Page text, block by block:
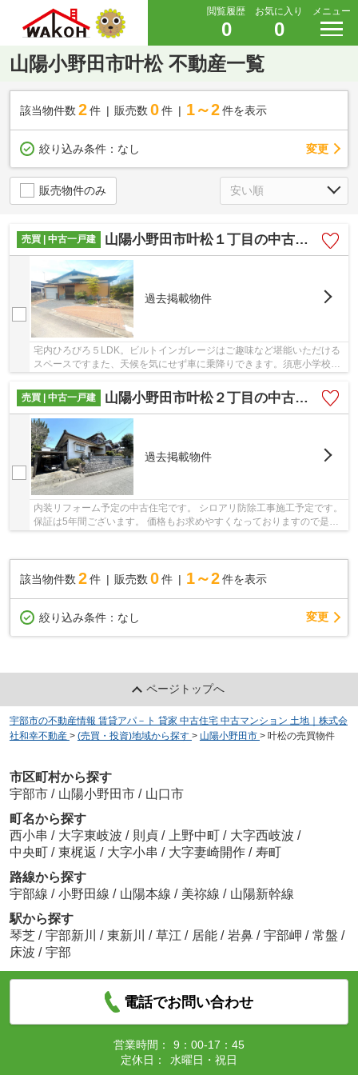
閲覧履歴
0
お気に入り
0
メニュー
山陽小野田市叶松 不動産一覧
該当物件数 2件 販売数 0 件 1～2 件を表示
絞り込み条件： なし 変更
販売物件のみ
売買 | 中古一戸建 山陽小野田市叶松１丁目の中古一戸建
過去掲載物件
宅内ひろびろ５LDK。ビルトインガレージはご趣味など堪能いただける
スペースですまた、天候を気にせず車に乗降りできます。須恵小学校ま
売買 | 中古一戸建
山陽小野田市叶松２丁目の中古一戸建
過去掲載物件
内装リフォーム予定の中古住宅です。 シロアリ防除工事施工予定です。
保証は5年間ございます。 価格もお求めやすくなっておりますので是非
該当物件数 2件 販売数 0 件 1～2 件を表示
絞り込み条件： なし 変更
ページトップへ
宇部市の不動産情報 賃貸アパ－ト 貸家 中古住宅 中古マンション 土地｜株式会
社和幸不動産 > (売買・投資)地域から探す > 山陽小野田市 > 叶松の売買物件
市区町村から探す
宇部市 / 山陽小野田市 / 山口市
町名から探す
西小串 / 大字東岐波 / 則貞 / 上野中町 / 大字西岐波 /
中央町 / 東梶返 / 大字小串 / 大字妻崎開作 / 寿町
路線から探す
宇部線 / 小野田線 / 山陽本線 / 美祢線 / 山陽新幹線
駅から探す
琴芝 / 宇部新川 / 東新川 / 草江 / 居能 / 岩鼻 / 宇部岬 / 常盤 /
床波 / 宇部
電話でお問い合わせ
営業時間：
9：00-17：45
定休日：
水曜日・祝日